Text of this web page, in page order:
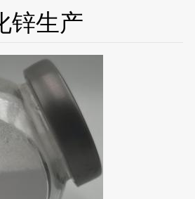
锌生产